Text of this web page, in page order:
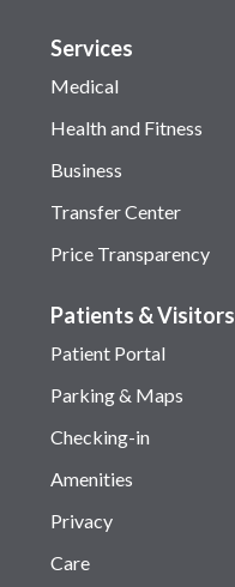
Services
Medical
Health and Fitness
Business
Transfer Center
Price Transparency
Patients & Visitors
Patient Portal
Parking & Maps
Checking-in
Amenities
Privacy
Care